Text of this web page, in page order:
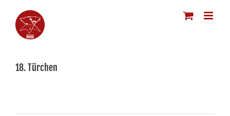
Inhalt
springen
18. Türchen